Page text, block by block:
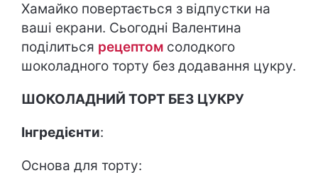
Хамайко повертається з відпустки на
ваші екрани. Сьогодні Валентина
поділиться рецептом солодкого
шоколадного торту без додавання цукру.
ШОКОЛАДНИЙ ТОРТ БЕЗ ЦУКРУ
Інгредієнти:
Основа для торту: